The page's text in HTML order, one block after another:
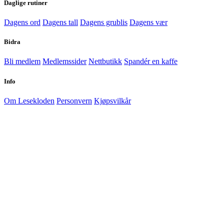
Daglige rutiner
Dagens ord Dagens tall Dagens grublis Dagens vær
Bidra
Bli medlem Medlemssider Nettbutikk Spandér en kaffe
Info
Om Lesekloden Personvern Kjøpsvilkår